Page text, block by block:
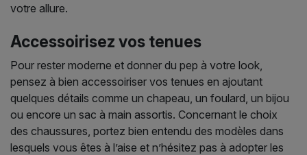
votre allure.
Accessoirisez vos tenues
Pour rester moderne et donner du pep à votre look,
pensez à bien accessoiriser vos tenues en ajoutant
quelques détails comme un chapeau, un foulard, un bijou
ou encore un sac à main assortis. Concernant le choix
des chaussures, portez bien entendu des modèles dans
lesquels vous êtes à l’aise et n’hésitez pas à adopter les